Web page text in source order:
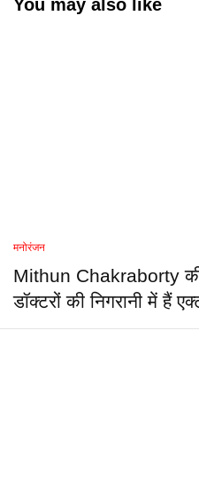
You may also like
मनोरंजन
Mithun Chakraborty की
डॉक्टरों की निगरानी में हैं